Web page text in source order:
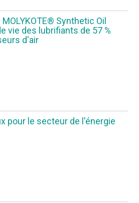
Synthetic Oil
vie des lubrifiants de 57 %
d'air
pour le secteur de l'énergie